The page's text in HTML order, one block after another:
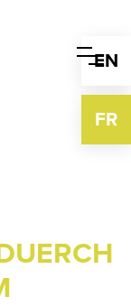
EN
FR